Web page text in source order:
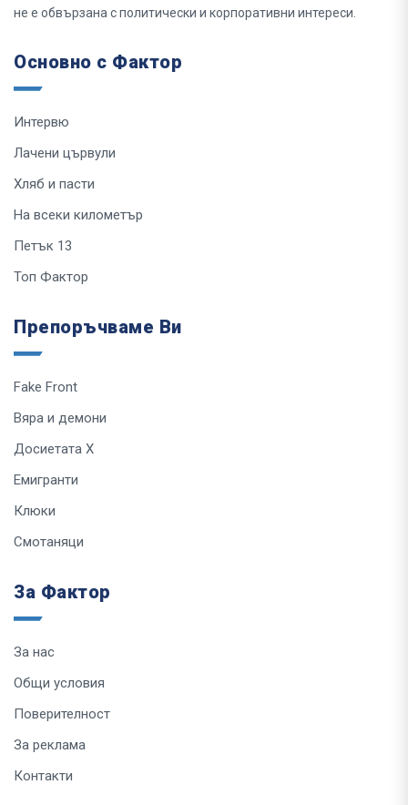
не е обвързана с политически и корпоративни интереси.
Основно с Фактор
Интервю
Лачени цървули
Хляб и пасти
На всеки километър
Петък 13
Топ Фактор
Препоръчваме Ви
Fake Front
Вяра и демони
Досиетата Х
Емигранти
Клюки
Смотаняци
За Фактор
За нас
Общи условия
Поверителност
За реклама
Контакти